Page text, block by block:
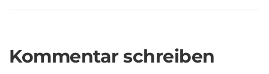
Kommentar schreiben